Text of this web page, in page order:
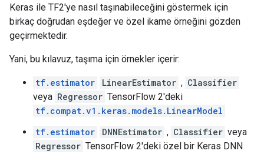
Keras ile TF2'ye nasıl taşınabileceğini göstermek için
birkaç doğrudan eşdeğer ve özel ikame örneğini gözden
geçirmektedir.
Yani, bu kılavuz, taşıma için örnekler içerir:
tf.estimator LinearEstimator , Classifier
veya Regressor TensorFlow 2'deki
tf.compat.v1.keras.models.LinearModel
tf.estimator
DNNEstimator , Classifier veya
Regressor TensorFlow 2'deki özel bir Keras DNN